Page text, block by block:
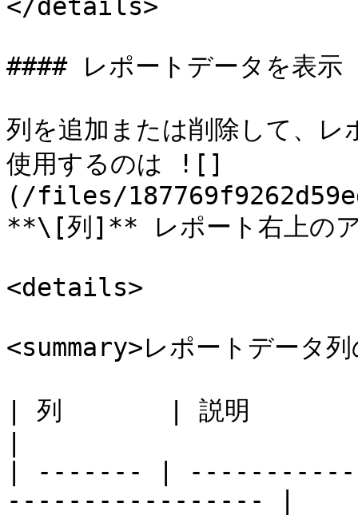
</details>
#### レポートデータを表示
列を追加または削除して、
使用するのは ![]
(/files/
**\[列]** レポート右上のア
<details>
<summary>レポートデータ
| 列       | 説明
| ------- |
----------------- |